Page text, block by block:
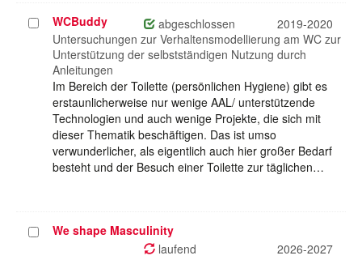
Projekt
auswählen
WCBuddy abgeschlossen
2019-2020
Untersuchungen zur Verhaltensmodellierung am WC zur
Unterstützung der selbstständigen Nutzung durch
Anleitungen
Im Bereich der Toilette (persönlichen Hygiene) gibt es
erstaunlicherweise nur wenige AAL/ unterstützende
Technologien und auch wenige Projekte, die sich mit
dieser Thematik beschäftigen. Das ist umso
verwunderlicher, als eigentlich auch hier großer Bedarf
besteht und der Besuch einer Toilette zur täglichen…
ProjektWe shape Masculinity
laufend
2026-2027